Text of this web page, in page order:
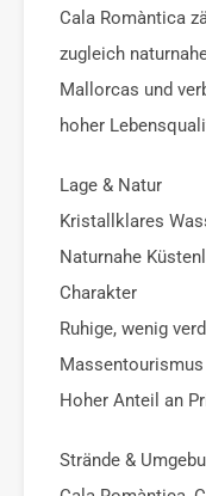
Cala Romàntica
zugleich
Mallorcas und
hoher
Lage & Natur
Kristallklares
Naturnahe
Charakter
Ruhige, wenig
Massentourismus
Hoher Anteil an
Strände &